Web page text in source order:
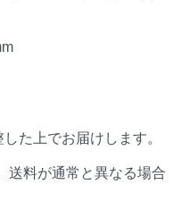
た上でお届けします。
送料が通常と異なる場合